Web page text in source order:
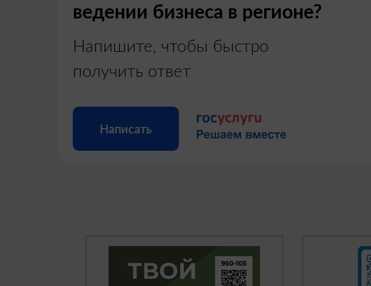
Сегодня интернет стал неотъемлемой частью жизни ребенка: от
друзьями в мессенджерах. Однако цифровая среда таит в
Специалисты отмечают, что с ростом экранного времени
мошенниками до столкновения с нежелательным контентом.
ведении бизнеса в регионе?
Напишите, чтобы быстро
получить ответ
Написать